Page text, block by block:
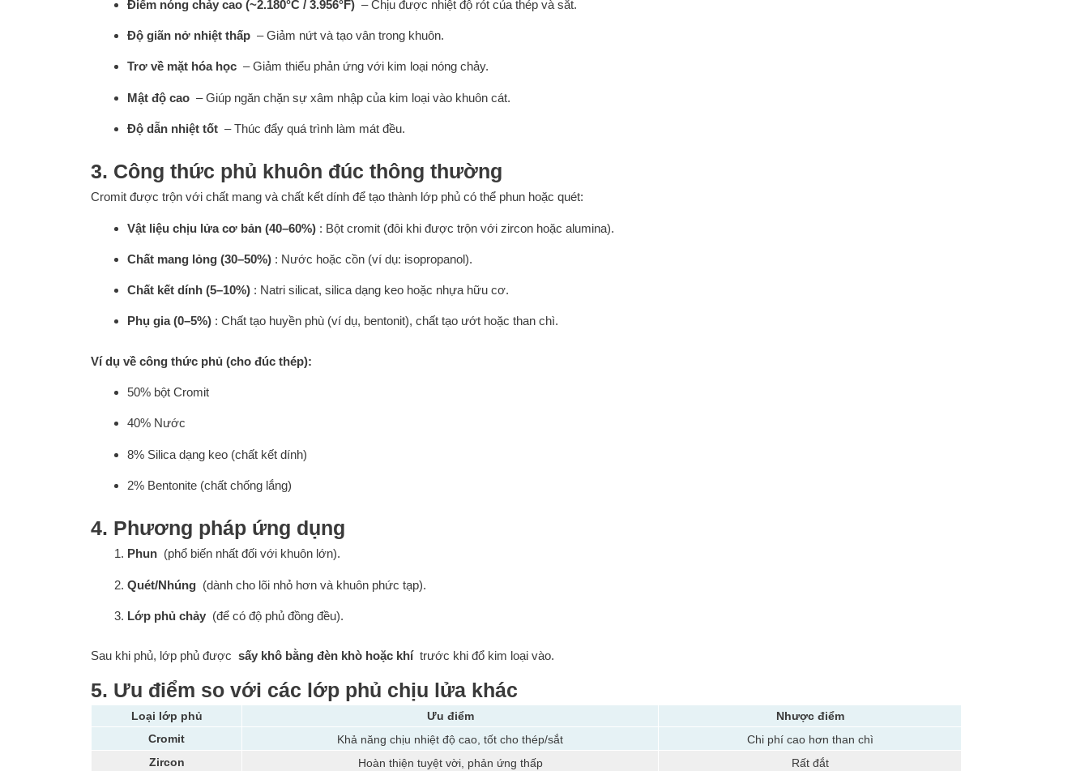
Điểm nóng chảy cao (~2.180°C / 3.956°F) – Chịu được nhiệt độ rót của thép và sắt.
Độ giãn nở nhiệt thấp – Giảm nứt và tạo vân trong khuôn.
Trơ về mặt hóa học – Giảm thiểu phản ứng với kim loại nóng chảy.
Mật độ cao – Giúp ngăn chặn sự xâm nhập của kim loại vào khuôn cát.
Độ dẫn nhiệt tốt – Thúc đẩy quá trình làm mát đều.
3. Công thức phủ khuôn đúc thông thường
Cromit được trộn với chất mang và chất kết dính để tạo thành lớp phủ có thể phun hoặc quét:
Vật liệu chịu lửa cơ bản (40–60%) : Bột cromit (đôi khi được trộn với zircon hoặc alumina).
Chất mang lỏng (30–50%) : Nước hoặc cồn (ví dụ: isopropanol).
Chất kết dính (5–10%) : Natri silicat, silica dạng keo hoặc nhựa hữu cơ.
Phụ gia (0–5%) : Chất tạo huyền phù (ví dụ, bentonit), chất tạo ướt hoặc than chì.
Ví dụ về công thức phủ (cho đúc thép):
50% bột Cromit
40% Nước
8% Silica dạng keo (chất kết dính)
2% Bentonite (chất chống lắng)
4. Phương pháp ứng dụng
Phun (phổ biến nhất đối với khuôn lớn).
Quét/Nhúng (dành cho lõi nhỏ hơn và khuôn phức tạp).
Lớp phủ chảy (để có độ phủ đồng đều).
Sau khi phủ, lớp phủ được sấy khô bằng đèn khò hoặc khítrước khi đổ kim loại vào.
5. Ưu điểm so với các lớp phủ chịu lửa khác
Loại lớp phủ Ưu điểm
Nhược điểm
Cromit
Khả năng chịu nhiệt độ cao, tốt cho thép/sắt
Chi phí cao hơn than chì
Zircon
Hoàn thiện tuyệt vời, phản ứng thấp
Rất đắt